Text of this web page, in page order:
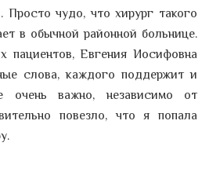
Просто чудо, что хирург такого
в обычной районной больнице.
пациентов, Евгения Иосифовна
слова, каждого поддержит и
очень важно, независимо от
повезло, что я попала